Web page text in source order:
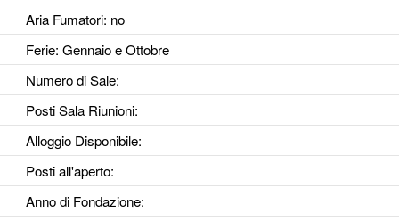
Aria Fumatori: no
Ferie: Gennaio e Ottobre
Numero di Sale:
Posti Sala Riunioni:
Alloggio Disponibile:
Posti all'aperto:
Anno di Fondazione: